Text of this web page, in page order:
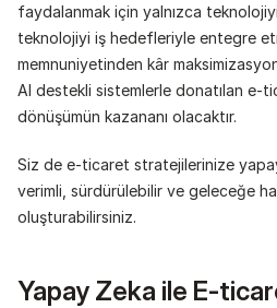
faydalanmak için yalnızca
teknolojiyi iş hedefleriyle entegre
memnuniyetinden kâr
AI destekli sistemlerle donatılan e-
dönüşümün kazananı olacaktır.
Siz de e-ticaret stratejilerinize
verimli, sürdürülebilir ve geleceğe
oluşturabilirsiniz.
Yapay Zeka ile E-